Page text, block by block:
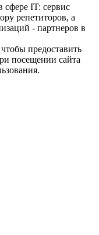
сфере IT: сервис
репетиторов, а
- партнеров в
предоставить
посещении сайта